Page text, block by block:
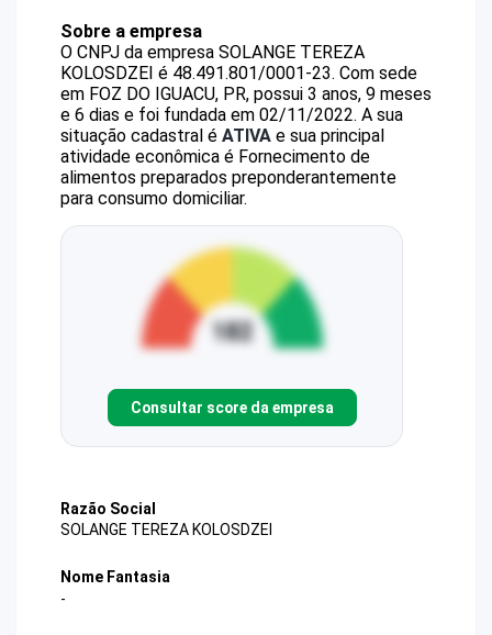
Sobre a empresa
O CNPJ da empresa SOLANGE TEREZA
KOLOSDZEI é 48.491.801/0001-23. Com sede
em FOZ DO IGUACU, PR, possui 3 anos, 9 meses
e 6 dias e foi fundada em 02/11/2022. A sua
situação cadastral é ATIVA e sua principal
atividade econômica é Fornecimento de
alimentos preparados preponderantemente
para consumo domiciliar.
Consultar score da empresa
Razão Social
SOLANGE TEREZA KOLOSDZEI
Nome Fantasia
-